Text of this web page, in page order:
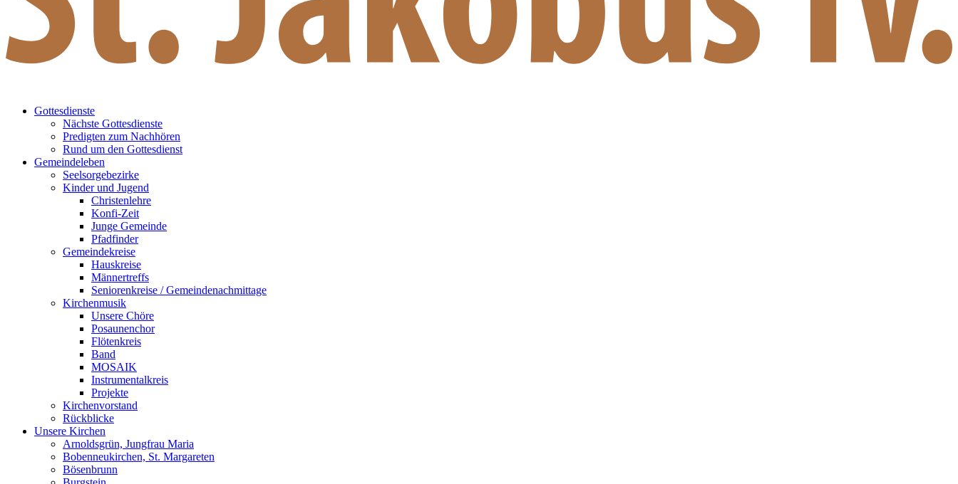
Gottesdienste
Nächste Gottesdienste
Predigten zum Nachhören
Rund um den Gottesdienst
Gemeindeleben
Seelsorgebezirke
Kinder und Jugend
Christenlehre
Konfi-Zeit
Junge Gemeinde
Pfadfinder
Gemeindekreise
Hauskreise
Männertreffs
Seniorenkreise / Gemeindenachmittage
Kirchenmusik
Unsere Chöre
Posaunenchor
Flötenkreis
Band
MOSAIK
Instrumentalkreis
Projekte
Kirchenvorstand
Rückblicke
Unsere Kirchen
Arnoldsgrün, Jungfrau Maria
Bobenneukirchen, St. Margareten
Bösenbrunn